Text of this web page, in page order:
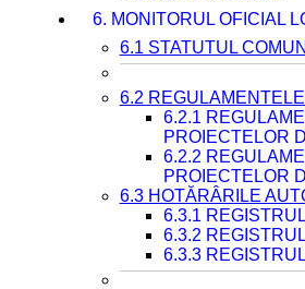
6. MONITORUL OFICIAL
6.1 STATUTUL
6.2
6.2.1
PROIECTELOR
6.2.2
PROIECTELOR
6.3 HOTĂRÂRILE
6.3.1
6.3.2
6.3.3